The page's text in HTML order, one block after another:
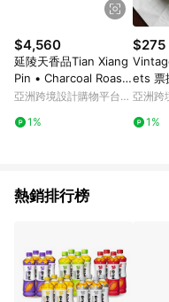
上，首次下載 Pinkoi APP 後
面，方享導購資格。
$4,560
延陵天香品Tian Xiang
Pin • Charcoal Roast
ed | 台灣茶葉・茶
亞洲跨境設計購物平台
1%
$275
ets 票
亞洲跨
1%
熱銷排行榜